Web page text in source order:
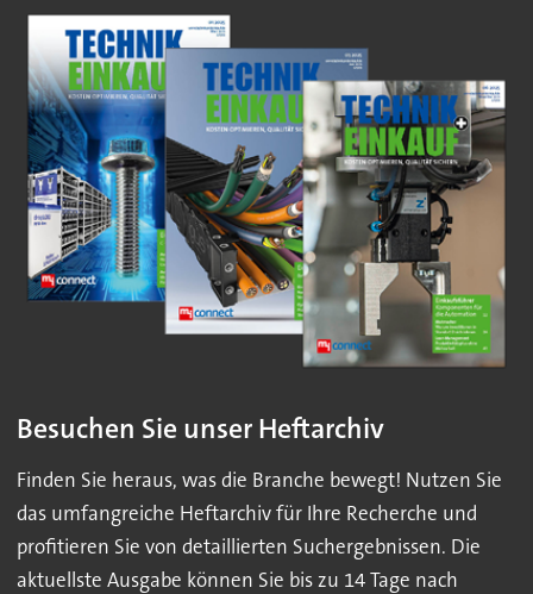
Besuchen Sie unser Heftarchiv
Finden Sie heraus, was die Branche bewegt! Nutzen Sie
das umfangreiche Heftarchiv für Ihre Recherche und
profitieren Sie von detaillierten Suchergebnissen. Die
aktuellste Ausgabe können Sie bis zu 14 Tage nach